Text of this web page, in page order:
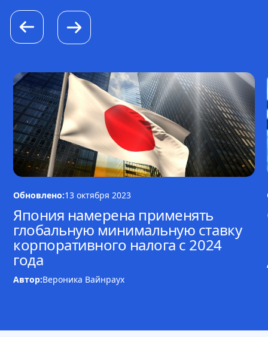
Обновлено:13 октября 2023
Япония намерена применять
глобальную минимальную ставку
корпоративного налога с 2024
года
Автор:Вероника Вайнраух